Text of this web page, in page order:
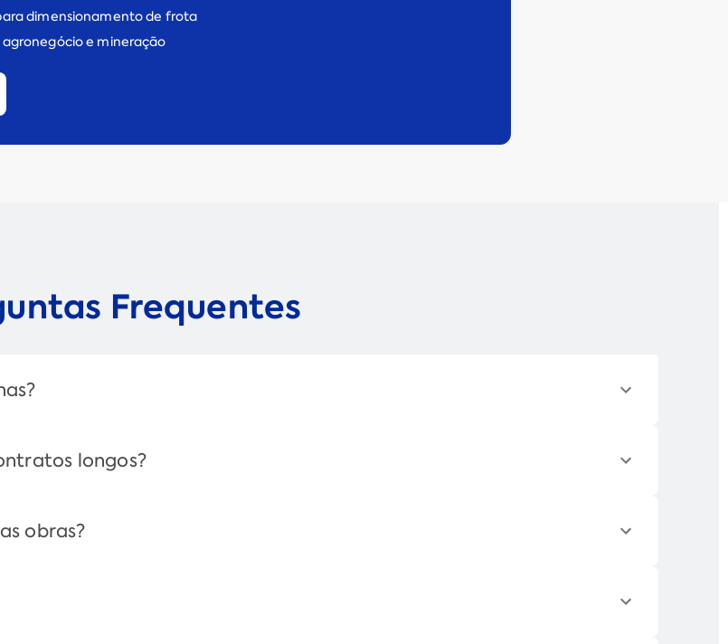
dimensionamento de frota
e mineração
Frequentes
longos?
obras?